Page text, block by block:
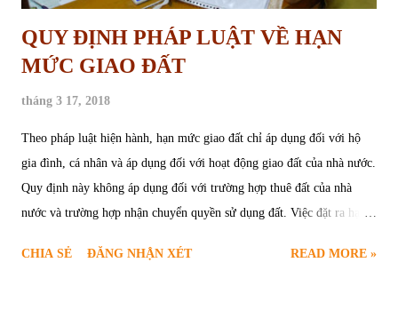
QUY ĐỊNH PHÁP LUẬT VỀ HẠN
MỨC GIAO ĐẤT
tháng 3 17, 2018
Theo pháp luật hiện hành, hạn mức giao đất chỉ áp dụng đối với hộ
gia đình, cá nhân và áp dụng đối với hoạt động giao đất của nhà nước.
Quy định này không áp dụng đối với trường hợp thuê đất của nhà
nước và trường hợp nhận chuyển quyền sử dụng đất. Việc đặt ra hạn
đai của người sử dụng đất mà chỉ nhằm tạo ra sự công bằng cho người
CHIA SẺ ĐĂNG NHẬN XÉT READ MORE »